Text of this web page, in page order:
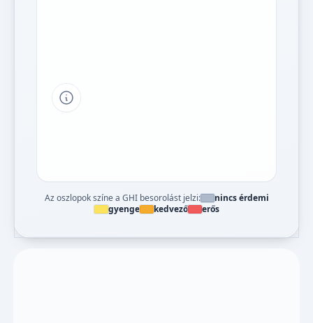
Tipp a grafikon jelmagyarázatához
Az oszlopok színe a GHI besorolást jelzi:
nincs érdemi
gyenge
kedvező erős